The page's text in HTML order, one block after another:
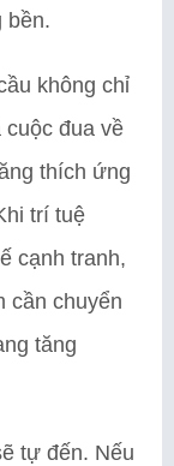
bền.
không chỉ
cuộc đua về
thích ứng
trí tuệ
cạnh tranh,
cần chuyển
tăng
tự đến. Nếu